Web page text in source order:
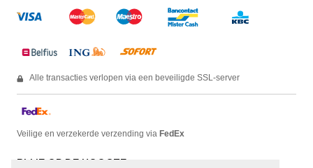
Alle transacties verlopen via een beveiligde SSL-server
Veilige en verzekerde verzending via FedEx